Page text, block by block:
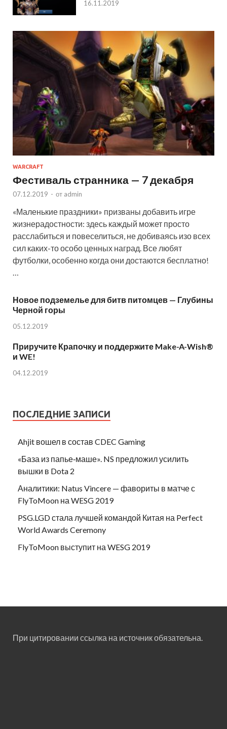
16.11.2019
WARCRAFT
Фестиваль странника — 7 декабря
07.12.2019 - от admin
«Маленькие праздники» призваны добавить игре
жизнерадостности: здесь каждый может просто
расслабиться и повеселиться, не добиваясь изо всех
сил каких-то особо ценных наград. Все любят
футболки, особенно когда они достаются бесплатно!
…
Новое подземелье для битв питомцев — Глубины
Черной горы
05.12.2019
Приручите Крапочку и поддержите Make-A-Wish®
и WE!
04.12.2019
ПОСЛЕДНИЕ ЗАПИСИ
Ahjit вошел в состав CDEC Gaming
«База из папье‑маше». NS предложил усилить
вышки в Dota 2
Аналитики: Natus Vincere — фавориты в матче с
FlyToMoon на WESG 2019
PSG.LGD стала лучшей командой Китая на Perfect
World Awards Ceremony
FlyToMoon выступит на WESG 2019
При цитировании ссылка на источник обязательна.